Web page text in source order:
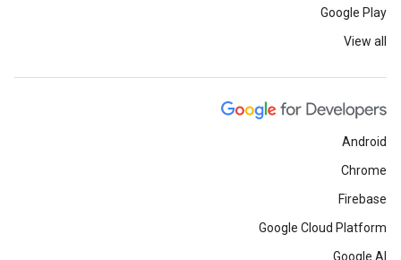
Google Play
View all
Android
Chrome
Firebase
Google Cloud Platform
Google AI